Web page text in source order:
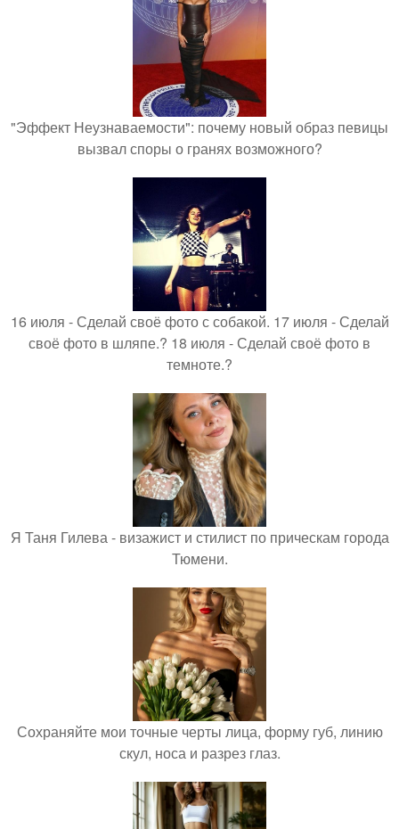
"Эффект Неузнаваемости": почему новый образ певицы
вызвал споры о гранях возможного?
16 июля - Сделай своё фото с собакой. 17 июля - Сделай
своё фото в шляпе.? 18 июля - Сделай своё фото в
темноте.?
Я Таня Гилева - визажист и стилист по прическам города
Тюмени.
Сохраняйте мои точные черты лица, форму губ, линию
скул, носа и разрез глаз.